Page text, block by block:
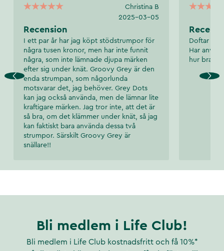
Christina B
2025-03-05
Recension
I ett par år har jag köpt stödstrumpor för
några tusen kronor, men har inte funnit
några, som inte lämnade djupa märken
efter sig under knät. Groovy Grey är den
enda strumpan, som någorlunda
motsvarar det, jag behöver. Grey Dots
kan jag också använda, men de lämnar lite
kraftigare märken. Jag tror inte, att det är
så bra, om det klämmer under knät, så jag
kan faktiskt bara använda dessa två
strumpor. Särskilt Groovy Grey är
snällare!!
Doftar
Har
hur bra
Bli medlem i Life Club!
Bli medlem i Life Club kostnadsfritt och få 10%*